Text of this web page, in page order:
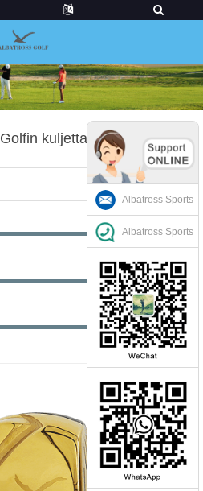
Golfin kuljettajat
Albatross Sports
Albatross Sports